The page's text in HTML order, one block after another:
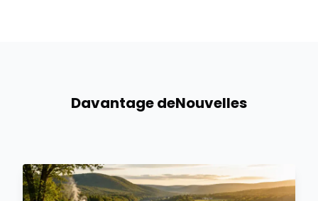
Davantage deNouvelles